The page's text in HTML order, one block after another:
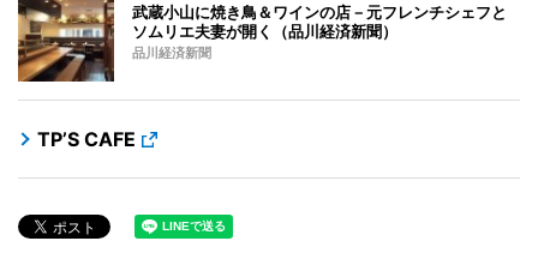
武蔵小山に焼き鳥＆ワインの店－元フレンチシェフと
ソムリエ夫妻が開く（品川経済新聞）
品川経済新聞
TP’S CAFE